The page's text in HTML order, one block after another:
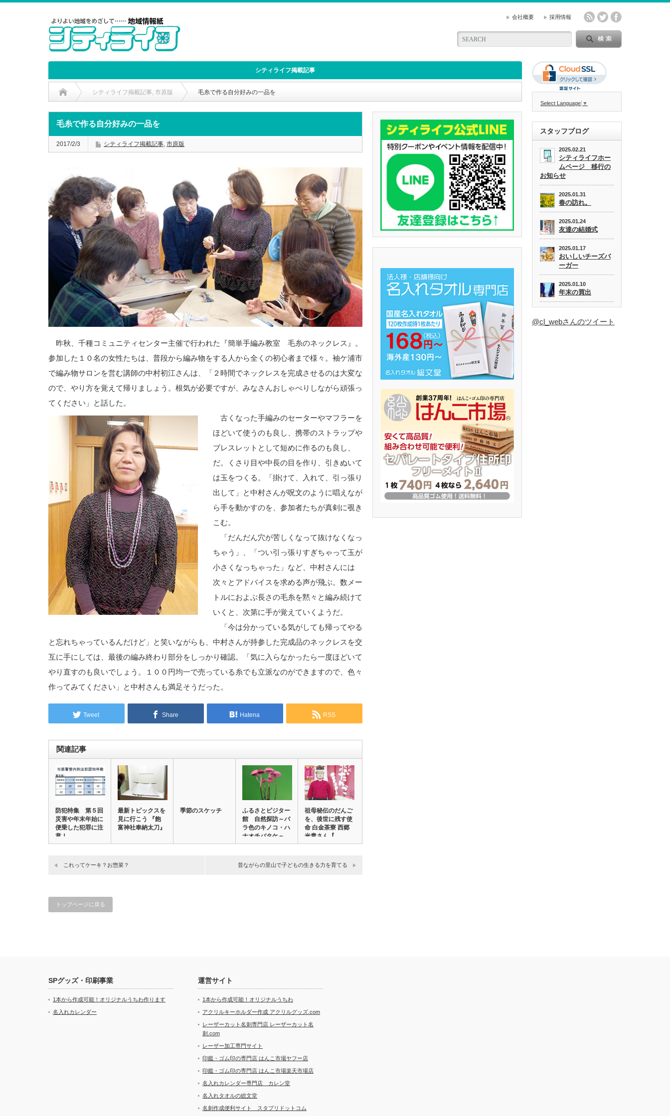
会社概要 採用情報
シティライフ掲載記事
シティライフ掲載記事, 市原版 毛糸で作る自分好みの一品を
毛糸で作る自分好みの一品を
2017/2/3 シティライフ掲載記事, 市原版
昨秋、千種コミュニティセンター主催で行われた『簡単手編み教室 毛糸のネックレス』。
参加した１０名の女性たちは、普段から編み物をする人から全くの初心者まで様々。袖ケ浦市
で編み物サロンを営む講師の中村初江さんは、「２時間でネックレスを完成させるのは大変な
ので、やり方を覚えて帰りましょう。根気が必要ですが、みなさんおしゃべりしながら頑張っ
てください」と話した。
古くなった手編みのセーターやマフラーを
ほどいて使うのも良し、携帯のストラップや
ブレスレットとして短めに作るのも良し、
だ。くさり目や中長の目を作り、引きぬいて
は玉をつくる。「掛けて、入れて、引っ張り
出して」と中村さんが呪文のように唱えなが
ら手を動かすのを、参加者たちが真剣に覗き
こむ。
「だんだん穴が苦しくなって抜けなくなっ
ちゃう」、「つい引っ張りすぎちゃって玉が
小さくなっちゃった」など、中村さんには
次々とアドバイスを求める声が飛ぶ。数メー
トルにおよぶ長さの毛糸を黙々と編み続けて
いくと、次第に手が覚えていくようだ。
「今は分かっている気がしても帰ってやる
と忘れちゃっているんだけど」と笑いながらも、中村さんが持参した完成品のネックレスを交
互に手にしては、最後の編み終わり部分をしっかり確認。「気に入らなかったら一度ほどいて
やり直すのも良いでしょう。１００円均一で売っている糸でも立派なのができますので、色々
作ってみてください」と中村さんも満足そうだった。
Tweet Share Hatena RSS
関連記事
防犯特集 第５回
災害や年末年始に
便乗した犯罪に注
意！
最新トピックスを
見に行こう 『飽
富神社奉納太刀』
季節のスケッチ
ふるさとビジター
館 自然探訪～バ
ラ色のキノコ・ハ
ナオチバタケ～
祖母秘伝のだんご
を、後世に残す使
命 白金茶寮 西郷
光貴さん【…
これってケーキ？お惣菜？ 昔ながらの里山で子どもの生きる力を育てる
トップページに戻る
Select Language ▼
スタッフブログ
2025.02.21
シティライフホー
ムページ 移行の
お知らせ
2025.01.31
春の訪れ。
2025.01.24
友達の結婚式
2025.01.17
おいしいチーズバ
ーガー
2025.01.10
年末の買出
@cl_webさんのツイート
SPグッズ・印刷事業
1本から作成可能！オリジナルうちわ作ります
名入れカレンダー
運営サイト
1本から作成可能！オリジナルうちわ
アクリルキーホルダー作成 アクリルグッズ.com
レーザーカット名刺専門店 レーザーカット名
刺.com
レーザー加工専門サイト
印鑑・ゴム印の専門店 はんこ市場ヤフー店
印鑑・ゴム印の専門店 はんこ市場楽天市場店
名入れカレンダー専門店 カレン堂
名入れタオルの総文堂
名刺作成便利サイト スタプリドットコム